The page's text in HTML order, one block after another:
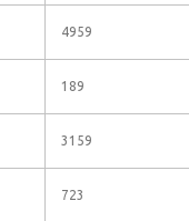
4959
189
3159
723